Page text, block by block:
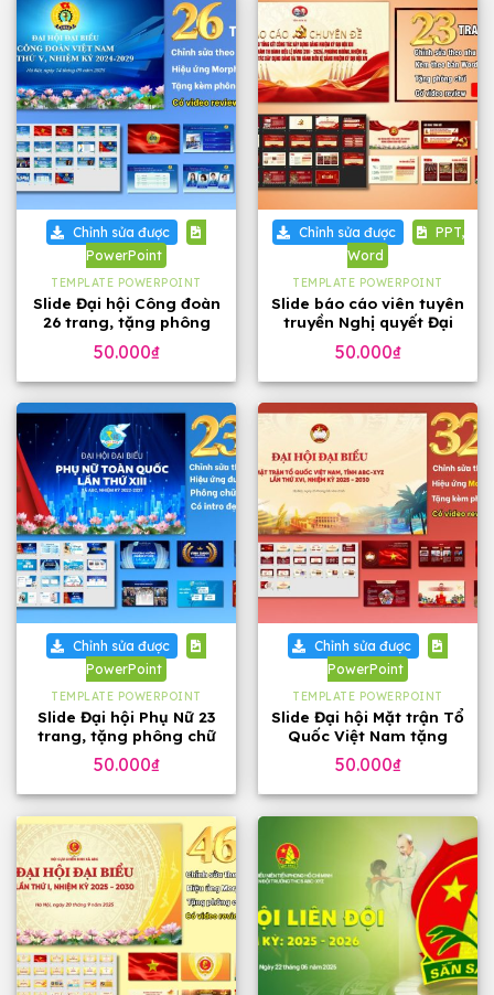
Chỉnh sửa được
PowerPoint
TEMPLATE POWERPOINT
Slide Đại hội Công đoàn
26 trang, tặng phông
50.000₫
Chỉnh sửa được
PPT,
Word
TEMPLATE POWERPOINT
Slide báo cáo viên tuyên
truyền Nghị quyết Đại
trang
50.000₫
Chỉnh sửa được
PowerPoint
TEMPLATE POWERPOINT
Slide Đại hội Phụ Nữ 23
trang, tặng phông chữ
50.000₫
Chỉnh sửa được
PowerPoint
TEMPLATE POWERPOINT
Slide Đại hội Mặt trận Tổ
Quốc Việt Nam tặng
phông chữ (32 slide)
50.000₫